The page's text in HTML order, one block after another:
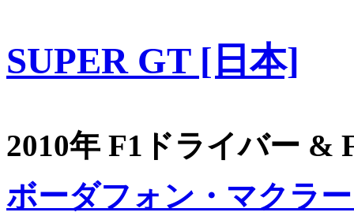
SUPER GT [日本]
2010年 F1ドライバー &
ボーダフォン・マクラ